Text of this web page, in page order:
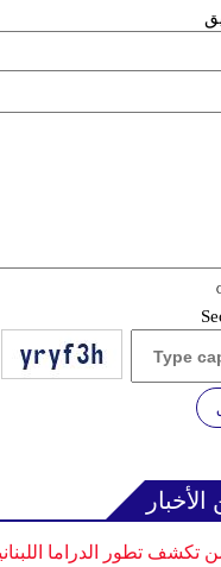
تكشف تطور الدراما